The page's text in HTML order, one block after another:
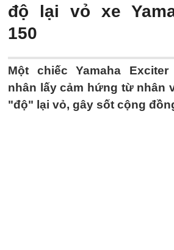
độ lại vỏ xe
150
Một chiếc Yamaha
nhân lấy cảm hứng từ nhân
"độ" lại vỏ, gây sốt cộng